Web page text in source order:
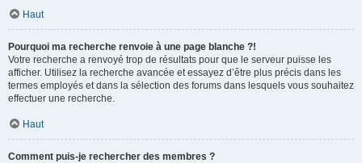
Haut
Pourquoi ma recherche renvoie à une page blanche ?!
Votre recherche a renvoyé trop de résultats pour que le serveur puisse les
afficher. Utilisez la recherche avancée et essayez d’être plus précis dans les
termes employés et dans la sélection des forums dans lesquels vous souhaitez
effectuer une recherche.
Haut
Comment puis-je rechercher des membres ?